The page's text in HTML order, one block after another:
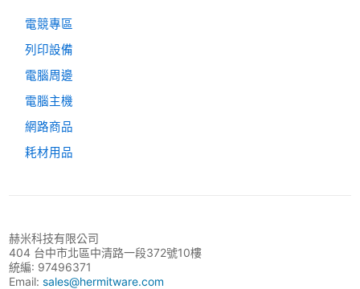
電競專區
列印設備
電腦周邊
電腦主機
網路商品
耗材用品
赫米科技有限公司
404 台中市北區中清路一段372號10樓
統編: 97496371
Email:sales@hermitware.com